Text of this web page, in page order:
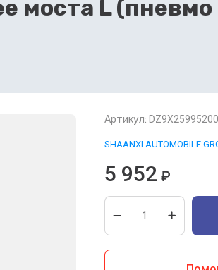
моста L
Артикул:
SHAANXI AUTOMOBILE
5 952 ₽